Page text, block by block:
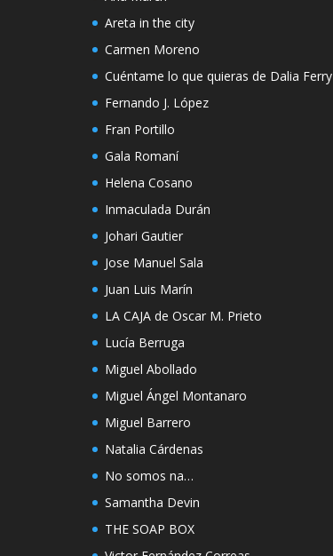
Areta in the city
Carmen Moreno
Cuéntame lo que quieras de Dalia Ferry
Fernando J. López
Fran Portillo
Gala Romaní
Helena Cosano
Inmaculada Durán
Johari Gautier
Jose Manuel Sala
Juan Luis Marín
LA CAJA de Oscar M. Prieto
Lucía Berruga
Miguel Abollado
Miguel Ángel Montanaro
Miguel Barrero
Natalia Cárdenas
No somos na…
Samantha Devin
THE SOAP BOX